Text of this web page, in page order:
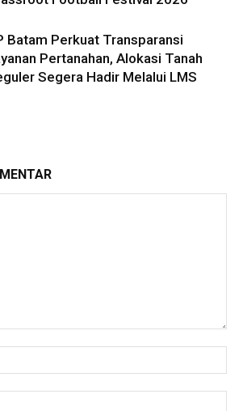
Batam Perkuat Transparansi
Pertanahan, Alokasi Tanah
Segera Hadir Melalui LMS